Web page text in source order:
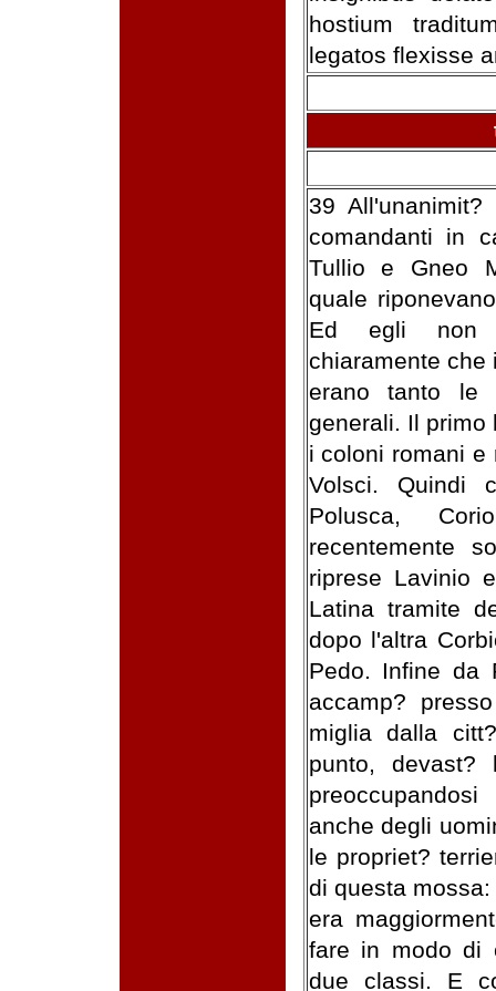
hostium
legatos flexisse
39
comandanti in
Tullio e Gneo
quale
Ed egli non
chiaramente che
erano tanto le
generali. Il primo
i coloni romani e
Volsci. Quindi
Polusca,
recentemente
riprese Lavinio
Latina tramite
dopo l'altra
Pedo. Infine da
accamp?
miglia dalla
punto, devast?
anche degli
le propriet?
di questa
era
fare in modo di
due classi. E